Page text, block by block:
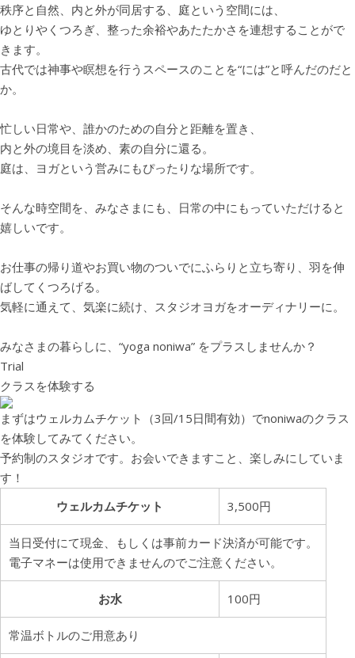
秩序と自然、内と外が同居する、庭という空間には、
ゆとりやくつろぎ、整った余裕やあたたかさを連想することがで
きます。
古代では神事や瞑想を行うスペースのことを“には”と呼んだのだと
か。
忙しい日常や、誰かのための自分と距離を置き、
内と外の境目を淡め、素の自分に還る。
庭は、ヨガという営みにもぴったりな場所です。
そんな時空間を、みなさまにも、日常の中にもっていただけると
嬉しいです。
お仕事の帰り道やお買い物のついでにふらりと立ち寄り、羽を伸
ばしてくつろげる。
気軽に通えて、気楽に続け、スタジオヨガをオーディナリーに。
みなさまの暮らしに、 “yoga noniwa” をプラスしませんか？
Trial
クラスを体験する
まずはウェルカムチケット（3回/15日間有効）でnoniwaのクラス
を体験してみてください。
予約制のスタジオです。お会いできますこと、楽しみにしていま
す！
ウェルカムチケット
3,500円
当日受付にて現金、もしくは事前カード決済が可能です。
電子マネーは使用できませんのでご注意ください。
お水 100円
常温ボトルのご用意あり